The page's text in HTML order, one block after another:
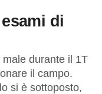
di
durante il 1T
il campo.
si è sottoposto,